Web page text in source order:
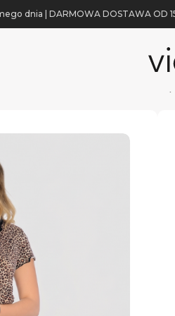
dnia | DARMOWA DOSTAWA OD